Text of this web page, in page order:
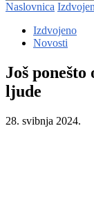
Naslovnica
Izdvojeno
Novosti
Još
ljude
28. svibnja 2024.